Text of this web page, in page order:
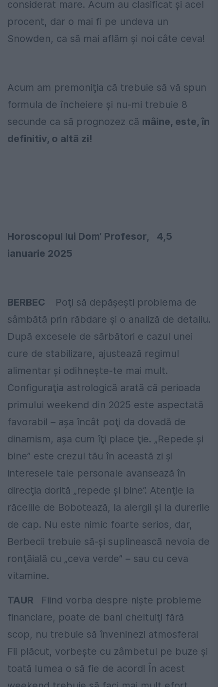
considerat mare. Acum au clasificat şi acel
procent, dar o mai fi pe undeva un
Snowden, ca să mai aflăm şi noi câte ceva!
Acum am premoniţia că trebuie să vă spun
formula de încheiere şi nu-mi trebuie 8
secunde ca să prognozez că mâine, este, în
definitiv, o altă zi!
Horoscopul lui Dom’ Profesor, 4,5
ianuarie 2025
BERBEC
Poţi să depăşeşti problema de
sâmbătă prin răbdare şi o analiză de detaliu.
După excesele de sărbători e cazul unei
cure de stabilizare, ajustează regimul
alimentar şi odihneşte-te mai mult.
Configuraţia astrologică arată că perioada
primului weekend din 2025 este aspectată
favorabil – aşa încât poţi da dovadă de
dinamism, aşa cum îţi place ţie. „Repede şi
bine” este crezul tău în această zi şi
interesele tale personale avansează în
direcţia dorită „repede şi bine”. Atenţie la
răcelile de Bobotează, la alergii şi la durerile
de cap. Nu este nimic foarte serios, dar,
Berbecii trebuie să-şi suplinească nevoia de
ronţăială cu „ceva verde” – sau cu ceva
vitamine.
TAUR
Fiind vorba despre nişte probleme
financiare, poate de bani cheltuiţi fără
scop, nu trebuie să înveninezi atmosfera!
Fii plăcut, vorbeşte cu zâmbetul pe buze şi
toată lumea o să fie de acord! În acest